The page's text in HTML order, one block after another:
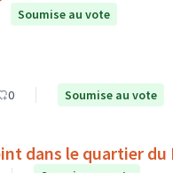
Soumise au vote
0 Soumise au vote
dans le quartier